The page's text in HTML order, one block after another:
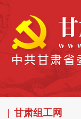
甘肃组工网